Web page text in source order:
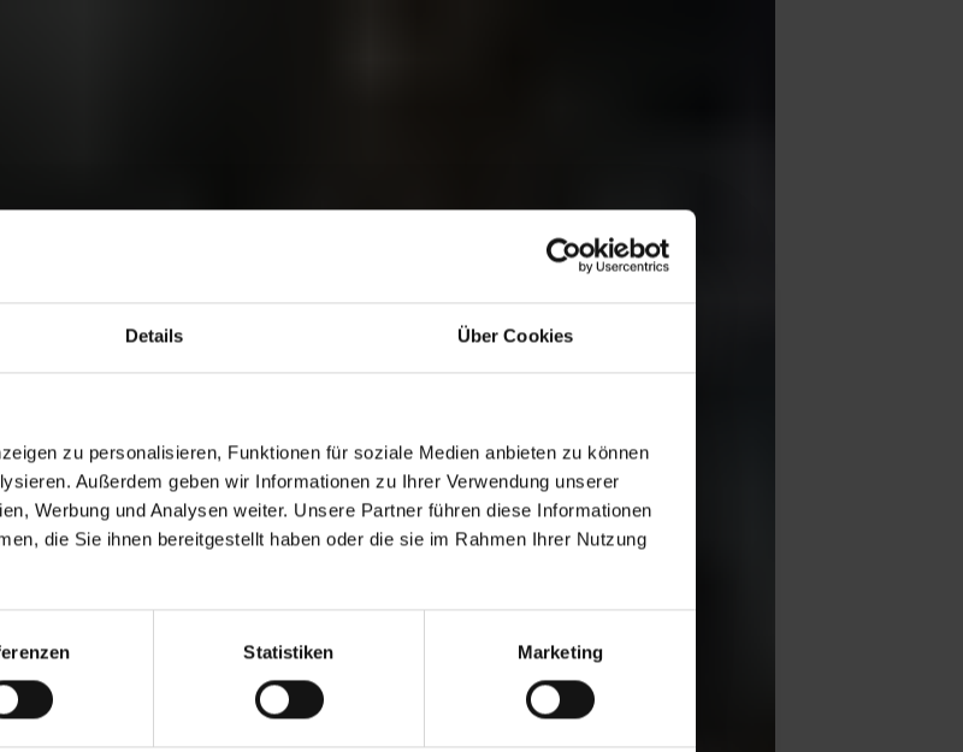
Details Über Cookies
zu personalisieren, Funktionen für soziale Medien anbieten zu können
Außerdem geben wir Informationen zu Ihrer Verwendung unserer
Werbung und Analysen weiter. Unsere Partner führen diese Informationen
die Sie ihnen bereitgestellt haben oder die sie im Rahmen Ihrer Nutzung
Statistiken Marketing